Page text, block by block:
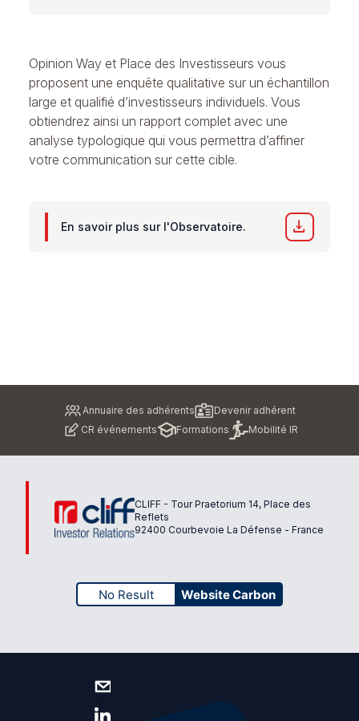
Opinion Way et Place des Investisseurs vous
proposent une enquête qualitative sur un échantillon
large et qualifié d’investisseurs individuels. Vous
obtiendrez ainsi un rapport complet avec une
analyse typologique qui vous permettra d’affiner
votre communication sur cette cible.
En savoir plus sur l'Observatoire. download
Annuaire des adhérents
Devenir adhérent
CR événements
Formations Mobilité IR
CLIFF - Tour Praetorium 14, Place des
Reflets
92400 Courbevoie La Défense - France
No Result Website Carbon